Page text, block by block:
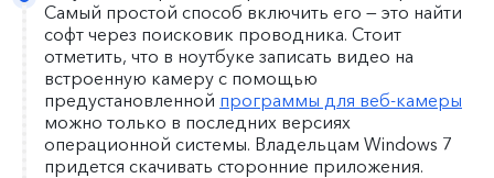
Самый простой способ включить его — это найти
софт через поисковик проводника. Стоит
отметить, что в ноутбуке записать видео на
встроенную камеру с помощью
предустановленной программы для веб-камеры
можно только в последних версиях
операционной системы. Владельцам Windows 7
придется скачивать сторонние приложения.